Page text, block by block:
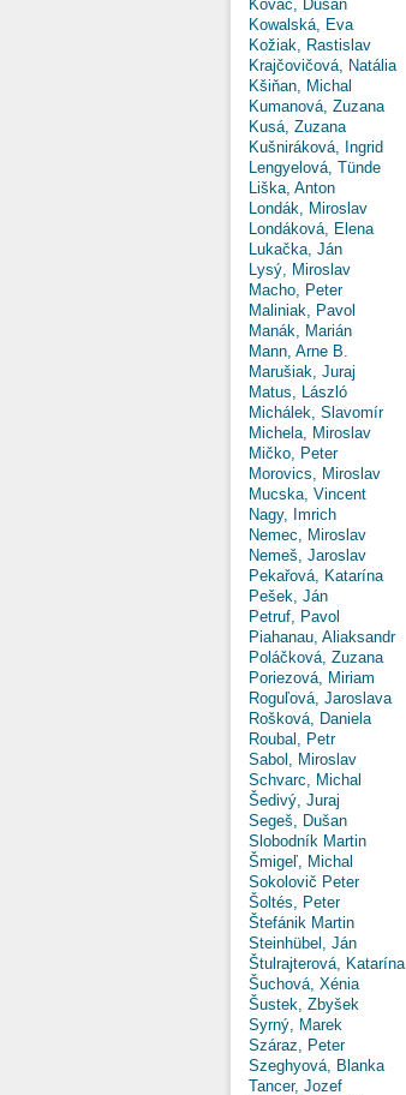
Kováč, Dušan
Kowalská, Eva
Kožiak, Rastislav
Krajčovičová, Natália
Kšiňan, Michal
Kumanová, Zuzana
Kusá, Zuzana
Kušniráková, Ingrid
Lengyelová, Tünde
Liška, Anton
Londák, Miroslav
Londáková, Elena
Lukačka, Ján
Lysý, Miroslav
Macho, Peter
Maliniak, Pavol
Manák, Marián
Mann, Arne B.
Marušiak, Juraj
Matus, László
Michálek, Slavomír
Michela, Miroslav
Mičko, Peter
Morovics, Miroslav
Mucska, Vincent
Nagy, Imrich
Nemec, Miroslav
Nemeš, Jaroslav
Pekařová, Katarína
Pešek, Ján
Petruf, Pavol
Piahanau, Aliaksandr
Poláčková, Zuzana
Poriezová, Miriam
Roguľová, Jaroslava
Rošková, Daniela
Roubal, Petr
Sabol, Miroslav
Schvarc, Michal
Šedivý, Juraj
Segeš, Dušan
Slobodník Martin
Šmigeľ, Michal
Sokolovič Peter
Šoltés, Peter
Štefánik Martin
Steinhübel, Ján
Štulrajterová, Katarína
Šuchová, Xénia
Šustek, Zbyšek
Syrný, Marek
Száraz, Peter
Szeghyová, Blanka
Tancer, Jozef